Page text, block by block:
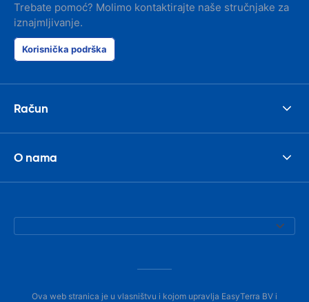
Trebate pomoć? Molimo kontaktirajte naše stručnjake za
iznajmljivanje.
Korisnička podrška
Račun
O nama
Ova web stranica je u vlasništvu i kojom upravlja EasyTerra BV i